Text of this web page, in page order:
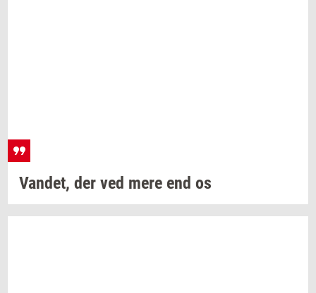
Van­det, der ved mere end os